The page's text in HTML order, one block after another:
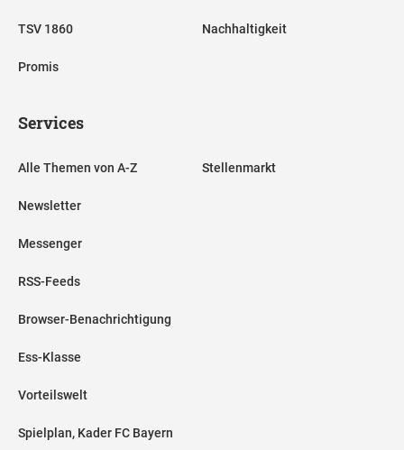
TSV 1860
Promis
Nachhaltigkeit
Services
Alle Themen von A-Z
Newsletter
Messenger
RSS-Feeds
Browser-Benachrichtigung
Ess-Klasse
Vorteilswelt
Spielplan, Kader FC Bayern
Stellenmarkt